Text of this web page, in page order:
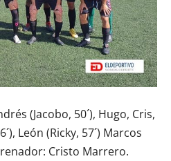
(Jacobo, 50´), Hugo, Cris,
León (Ricky, 57´) Marcos
Cristo Marrero.